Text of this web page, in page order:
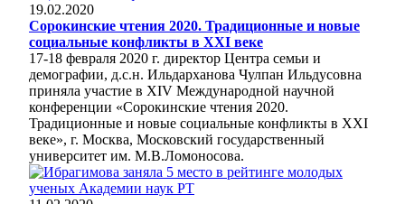
19.02.2020
Сорокинские чтения 2020. Традиционные и новые
социальные конфликты в XXI веке
17-18 февраля 2020 г. директор Центра семьи и
демографии, д.с.н. Ильдарханова Чулпан Ильдусовна
приняла участие в XIV Международной научной
конференции «Сорокинские чтения 2020.
Традиционные и новые социальные конфликты в XXI
веке», г. Москва, Московский государственный
университет им. М.В.Ломоносова.